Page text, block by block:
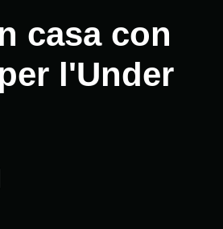
casa con
l'Under